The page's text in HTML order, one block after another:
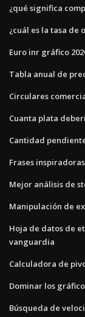
¿qué significa
¿cuál es la tasa de
Euro inr gráfico
Tabla anual de
Circulares
Cuanta plata
Cantidad
Frases
Mejor análisis de
Manipulación de
Hoja de datos de
vanguardia
Calculadora de
Dominar los
Búsqueda de